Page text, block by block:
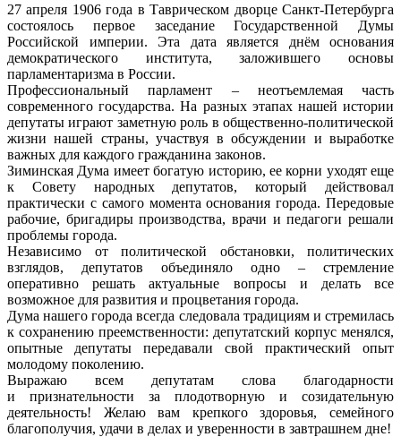
27 апреля 1906 года в Таврическом дворце Санкт-Петербурга
состоялось первое заседание Государственной Думы
Российской империи. Эта дата является днём основания
демократического института, заложившего основы
парламентаризма в России.
Профессиональный парламент – неотъемлемая часть
современного государства. На разных этапах нашей истории
депутаты играют заметную роль в общественно-политической
жизни нашей страны, участвуя в обсуждении и выработке
важных для каждого гражданина законов.
Зиминская Дума имеет богатую историю, ее корни уходят еще
к Совету народных депутатов, который действовал
практически с самого момента основания города. Передовые
рабочие, бригадиры производства, врачи и педагоги решали
проблемы города.
Независимо от политической обстановки, политических
взглядов, депутатов объединяло одно – стремление
оперативно решать актуальные вопросы и делать все
возможное для развития и процветания города.
Дума нашего города всегда следовала традициям и стремилась
к сохранению преемственности: депутатский корпус менялся,
опытные депутаты передавали свой практический опыт
молодому поколению.
Выражаю всем депутатам слова благодарности
и признательности за плодотворную и созидательную
деятельность! Желаю вам крепкого здоровья, семейного
благополучия, удачи в делах и уверенности в завтрашнем дне!